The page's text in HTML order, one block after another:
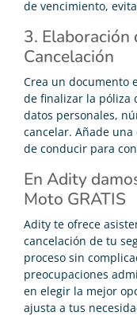
de vencimiento,
3.
Cancelación
Crea un documento
de finalizar la póliza
datos personales,
cancelar. Añade
de conducir para
En Adity
Moto GRATIS
Adity te ofrece
cancelación de tu
proceso sin
preocupaciones
en elegir la mejor
ajusta a tus